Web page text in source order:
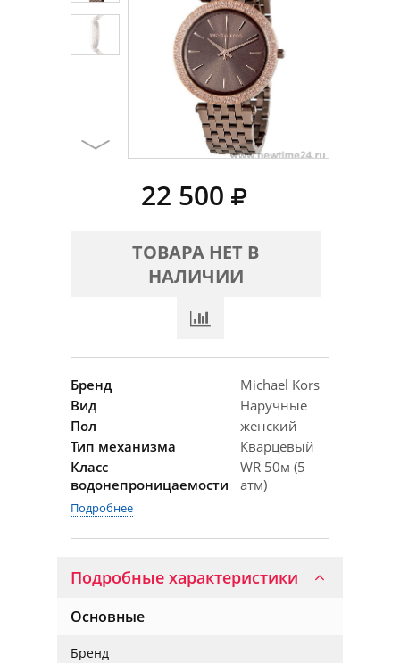
22 500
ТОВАРА НЕТ В
НАЛИЧИИ
Бренд
Michael Kors
Вид
Наручные
Пол
женский
Тип механизма
Кварцевый
Класс
водонепроницаемости
WR 50м (5
атм)
Подробнее
Подробные характеристики
Основные
Бренд